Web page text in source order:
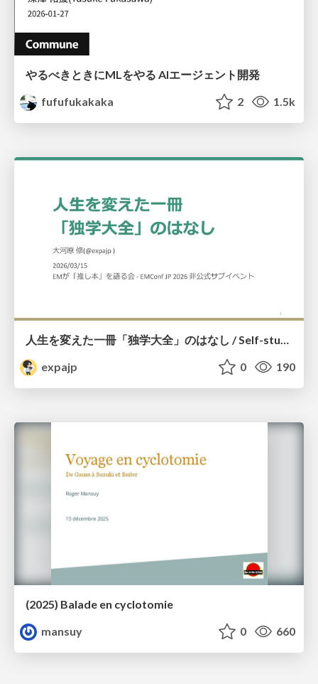
やるべきときにMLをやる AIエージェント開発
fufufukakaka
2 1.5k
expajp
0 190
(2025) Balade en cyclotomie
mansuy
0 660